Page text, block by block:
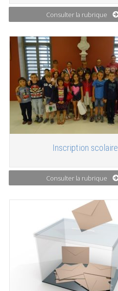
Consulter la rubrique
Inscription scolaire
Consulter la rubrique